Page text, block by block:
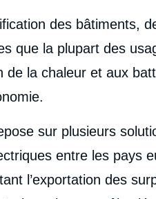
des bâtiments,
que la plupart des
de la chaleur et aux
sur plusieurs
entre les pays
l’exportation des